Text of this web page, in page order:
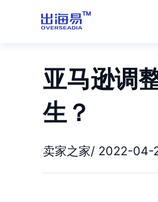
亚马逊调
生？
卖家之家/ 2022-04-